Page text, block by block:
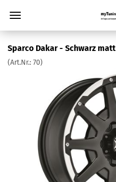
Sparco Dakar - Schwarz
(Art.Nr.: 70)